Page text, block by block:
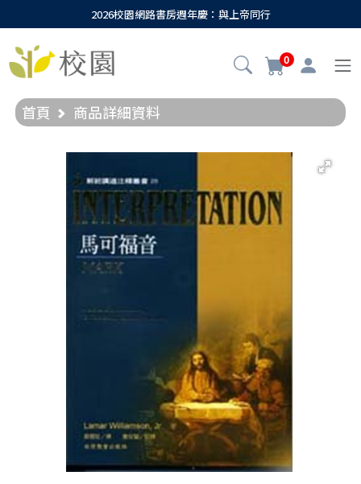
2026校園網路書房週年慶：與上帝同行
0
首頁 商品詳細資料